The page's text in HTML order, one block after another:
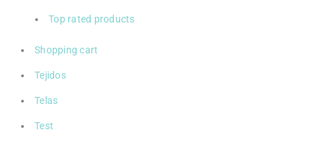
Top rated products
Shopping cart
Tejidos
Telas
Test